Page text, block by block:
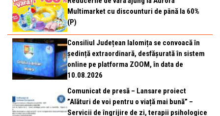
Multimarket cu discounturi de până la 60%
(P)
Consiliul Județean Ialomița se convoacă în
ședință extraordinară, desfășurată în sistem
online pe platforma ZOOM, în data de
10.08.2026
Comunicat de presă – Lansare proiect
”Alături de voi pentru o viață mai bună” –
Servicii de îngrijire de zi, terapii psihologice